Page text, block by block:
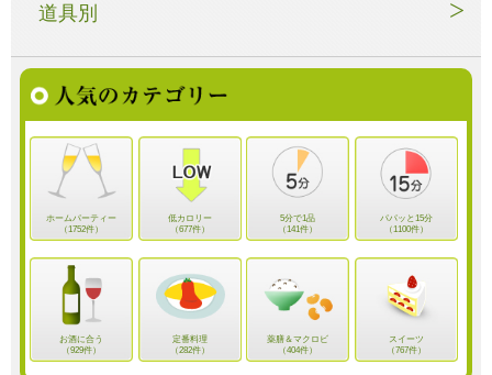
道具別
ホームパーティー
（1752件）
低カロリー
（677件）
5分で1品
（141件）
パパッと15分
（1100件）
お酒に合う
（929件）
定番料理
（282件）
薬膳＆マクロビ
（404件）
スイーツ
（767件）